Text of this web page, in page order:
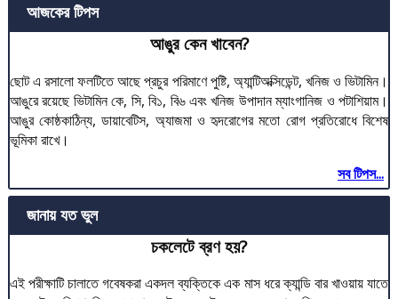
আজকের টিপস
আঙুর কেন খাবেন?
ছোট এ রসালো ফলটিতে আছে প্রচুর পরিমাণে পুষ্টি, অ্যান্টিঅক্সিডেন্ট, খনিজ ও ভিটামিন।
আঙুরে রয়েছে ভিটামিন কে, সি, বি১, বি৬ এবং খনিজ উপাদান ম্যাংগানিজ ও পটাশিয়াম।
আঙুর কোষ্ঠকাঠিন্য, ডায়াবেটিস, অ্যাজমা ও হৃদরোগের মতো রোগ প্রতিরোধে বিশেষ
ভূমিকা রাখে।
সব টিপস...
জানায় যত ভুল
চকলেটে ব্রণ হয়?
এই পরীক্ষাটি চালাতে গবেষকরা একদল ব্যক্তিকে এক মাস ধরে ক্যান্ডি বার খাওয়ায় যাতে